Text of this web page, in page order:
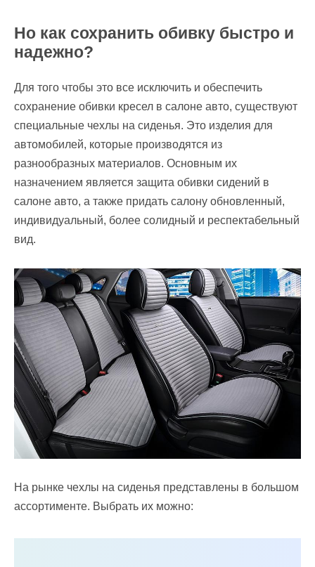
Но как сохранить обивку быстро и
надежно?
Для того чтобы это все исключить и обеспечить
сохранение обивки кресел в салоне авто, существуют
специальные чехлы на сиденья. Это изделия для
автомобилей, которые производятся из
разнообразных материалов. Основным их
назначением является защита обивки сидений в
салоне авто, а также придать салону обновленный,
индивидуальный, более солидный и респектабельный
вид.
На рынке чехлы на сиденья представлены в большом
ассортименте. Выбрать их можно: